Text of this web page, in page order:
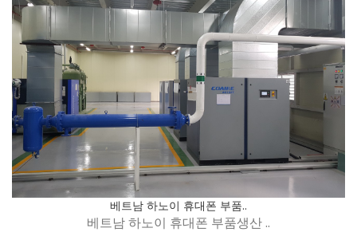
베트남 하노이 휴대폰 부품..
베트남 하노이 휴대폰 부품생산 ..